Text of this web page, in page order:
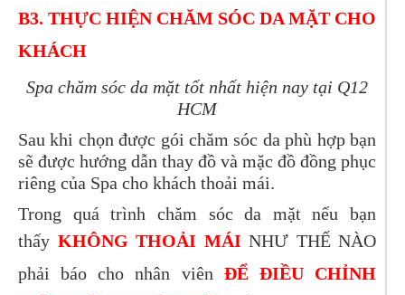
B3. THỰC HIỆN CHĂM SÓC DA MẶT CHO
KHÁCH
Spa chăm sóc da mặt tốt nhất hiện nay tại Q12
HCM
Sau khi chọn được gói chăm sóc da phù hợp bạn
sẽ được hướng dẫn thay đồ và mặc đồ đồng phục
riêng của Spa cho khách thoải mái.
Trong quá trình chăm sóc da mặt nếu bạn
thấy KHÔNG THOẢI MÁI NHƯ THẾ NÀO
phải báo cho nhân viên ĐỂ ĐIỀU CHỈNH